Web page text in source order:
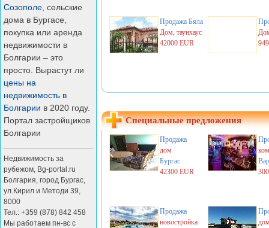
Созополе , сельские
дома в Бургасе,
покупка или аренда
недвижимости в
Болгарии – это
просто. Вырастут ли
цены на
недвижимость в
Болгарии в 2020 году.
Портал застройщиков
Болгарии
Недвижимость за
рубежом, Bg-portal.ru
Болгария, город Бургас,
ул.Кирил и Методи 39,
8000
Тел.: +359 (878) 842 458
Мы работаем пн-вс с
Продажа Бяла
Дом, таунхаус
42000 EUR
Специальные предложения
Продажа
дом
Бургас
42300 EUR
Продажа
новостройка